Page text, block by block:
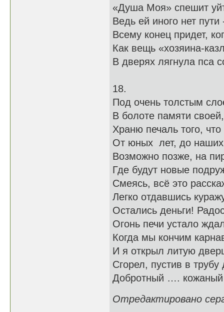
«Душа Моя» спешит
Ведь ей иного нет пути
Всему конец придет,
Как вещь «хозяина-
В дверях лягнула пса
18.
Под очень толстым
В болоте памяти своей,
Храню печаль того,
От юных лет, до
Возможно позже, на
Где будут новые
Смеясь, всё это
Легко отдавшись
Остались деньги!
Огонь печи устало
Когда мы кончим
И я открыл литую
Сгорел, пустив в
Добротный ….
Отредактировано